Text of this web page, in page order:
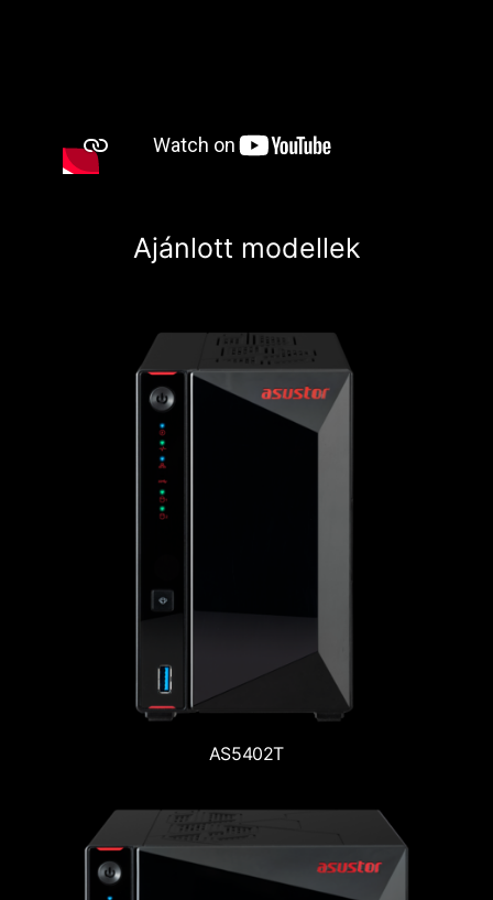
Ajánlott modellek
AS5402T